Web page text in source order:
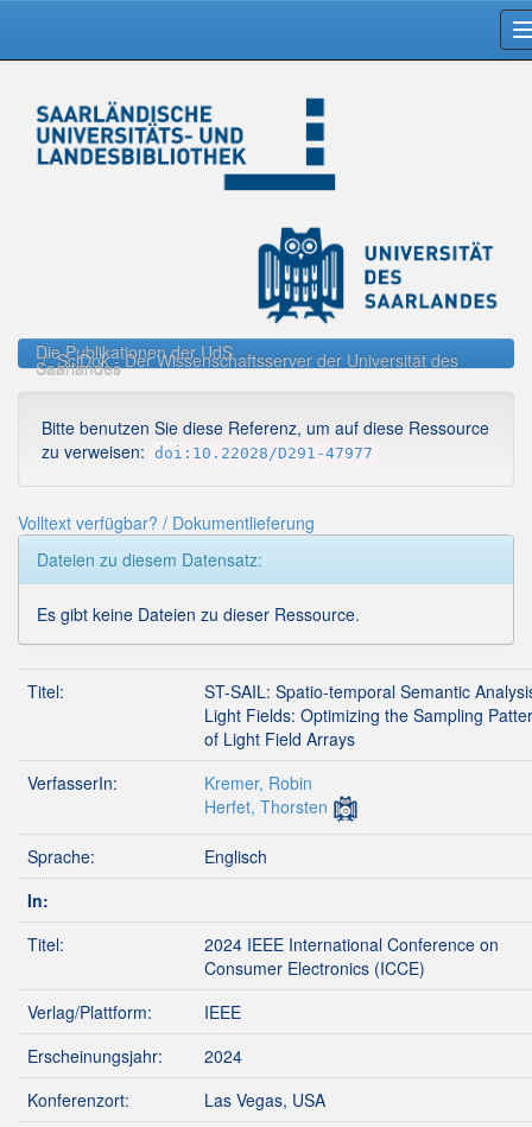
navigation
Die Publikationen der UdS
SciDok - Der Wissenschaftsserver der Universität des
Saarlandes
Bitte benutzen Sie diese Referenz, um auf diese Ressource
zu verweisen: doi:10.22028/D291-47977
Volltext verfügbar? / Dokumentlieferung
Dateien zu diesem Datensatz:
Es gibt keine Dateien zu dieser Ressource.
Titel:
ST-SAIL: Spatio-temporal Semantic
Light Fields: Optimizing the Sampling
of Light Field Arrays
VerfasserIn:
Kremer, Robin
Herfet, Thorsten
Sprache:
Englisch
In:
Titel:
2024 IEEE International Conference on
Consumer Electronics (ICCE)
Verlag/Plattform:
IEEE
Erscheinungsjahr:
2024
Konferenzort:
Las Vegas, USA